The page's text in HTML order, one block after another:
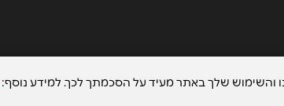
והשימוש שלך באתר מעיד על הסכמתך לכך. למידע נוסף: